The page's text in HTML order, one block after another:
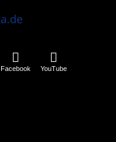
Facebook YouTube